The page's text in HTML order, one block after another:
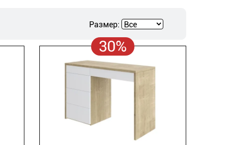
Размер:
30%